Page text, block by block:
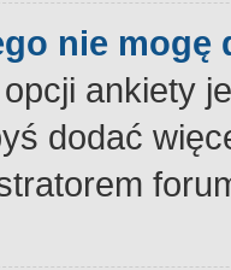
nie
ankiety
dodać